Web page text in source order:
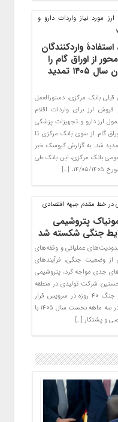
مورد نیاز واردات دارو و
واردکنندگان
از اوراق گام را
مجدداً تا پایان سال ۱۴۰۵ تمدید
بانک مرکزی، دستورالعمل
ارز برای واردات اقلام
ارز دارو و تجهیزات پزشکی
گام از سوی بانک مرکزی تا
سال ۱۴۰۵ تمدید شد. به گزارش کیوسک خبر
بانک مرکزی، این بانک طی
در خط مقدم جبهه اقتصادی
پتروشیمی
جنگی شکسته شد
عملیاتی و وقفه‌های
از وضعیت جنگی، فرآیندهای
جدی مواجه کرد، پتروشیمی
شرکت تولیدی در منطقه
عسلویه که بعد از جنگ ۴۰ روزه در سرویس قرار
گرفت، موفق شد در سه ماهه نخست سال ۱۴۰۵ با
و پشتکار […]